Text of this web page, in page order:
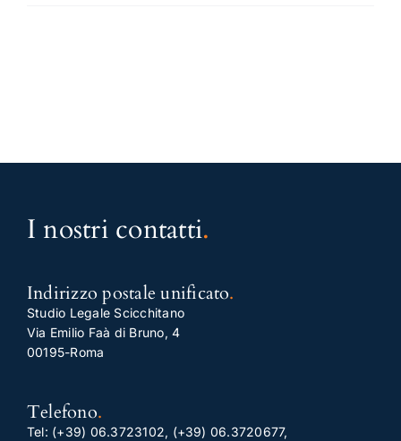
I nostri contatti.
Indirizzo postale unificato.
Studio Legale Scicchitano
Via Emilio Faà di Bruno, 4
00195-Roma
Telefono.
Tel: (+39) 06.3723102, (+39) 06.3720677,